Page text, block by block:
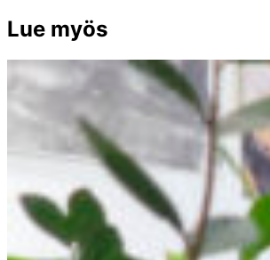
Lue myös